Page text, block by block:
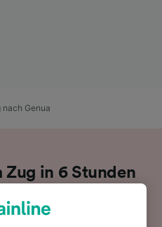
nach Genua
Zug in 6 Stunden
nach Genua